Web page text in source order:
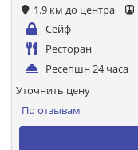
1.9 км до центра
Сейф
Ресторан
Ресепшн 24 часа
По отзывам
Уточнить цену